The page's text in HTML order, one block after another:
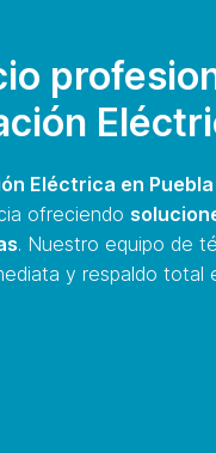
Eléctrica en Puebla
ofreciendo
. Nuestro equipo de
y respaldo total